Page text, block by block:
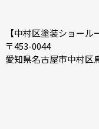
【中村区塗装ショール
〒453-0044
愛知県名古屋市中村区